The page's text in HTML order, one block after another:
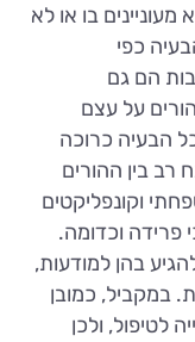
בו או לא
כפי
הם גם
על עצם
הבעיה כרוכה
בין ההורים
וקונפליקטים
פרידה וכדומה.
בהן למודעות,
במקביל, כמובן
לטיפול, ולכן